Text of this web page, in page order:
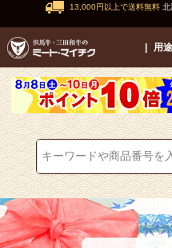
13,000円以上で送料無料 北
用